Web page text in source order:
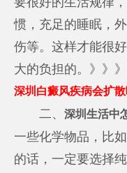
惯，充足的睡眠，
伤等。这样才能很
大的负担的。》》
深圳白癜风疾病会扩
二、深圳生活中
一些化学物品，比
的话，一定要选择